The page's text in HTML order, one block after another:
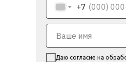
+7
Даю согласие на